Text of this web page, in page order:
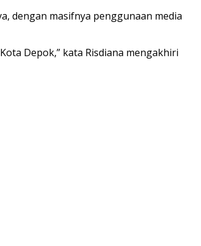
dengan masifnya penggunaan media
Depok,” kata Risdiana mengakhiri